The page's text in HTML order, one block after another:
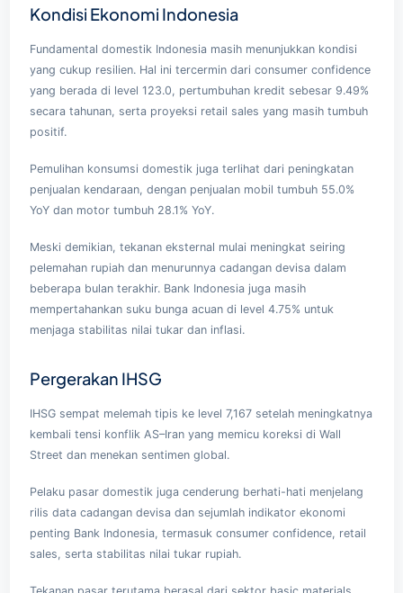
Kondisi Ekonomi Indonesia
Fundamental domestik Indonesia masih menunjukkan kondisi
yang cukup resilien. Hal ini tercermin dari consumer confidence
yang berada di level 123.0, pertumbuhan kredit sebesar 9.49%
secara tahunan, serta proyeksi retail sales yang masih tumbuh
positif.
Pemulihan konsumsi domestik juga terlihat dari peningkatan
penjualan kendaraan, dengan penjualan mobil tumbuh 55.0%
YoY dan motor tumbuh 28.1% YoY.
Meski demikian, tekanan eksternal mulai meningkat seiring
pelemahan rupiah dan menurunnya cadangan devisa dalam
beberapa bulan terakhir. Bank Indonesia juga masih
mempertahankan suku bunga acuan di level 4.75% untuk
menjaga stabilitas nilai tukar dan inflasi.
Pergerakan IHSG
IHSG sempat melemah tipis ke level 7,167 setelah meningkatnya
kembali tensi konflik AS–Iran yang memicu koreksi di Wall
Street dan menekan sentimen global.
Pelaku pasar domestik juga cenderung berhati-hati menjelang
rilis data cadangan devisa dan sejumlah indikator ekonomi
penting Bank Indonesia, termasuk consumer confidence, retail
sales, serta stabilitas nilai tukar rupiah.
Tekanan pasar terutama berasal dari sektor basic materials,